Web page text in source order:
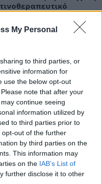
My Personal
to third parties, or
information for
use the below opt-out
note that after your
continue seeing
information utilized by
to third parties prior to
out of the further
by third parties on the
This information may
on the IAB’s List of
further disclose it to other
17:01
αλλεργία ή
αλλεργιολόγος
15:37
μπορούν να
υγειονομική